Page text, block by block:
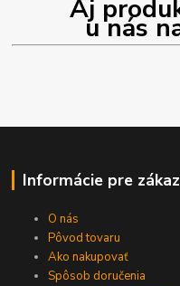
Aj
u nás
Informácie pre
O nás
Pôvod tovaru
Ako nakupovať
Spôsob doručenia